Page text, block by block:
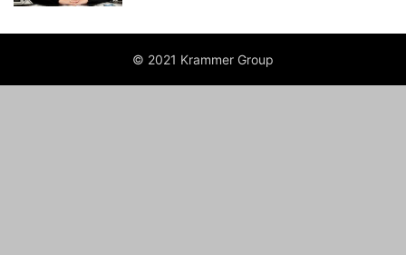
© 2021 Krammer Group